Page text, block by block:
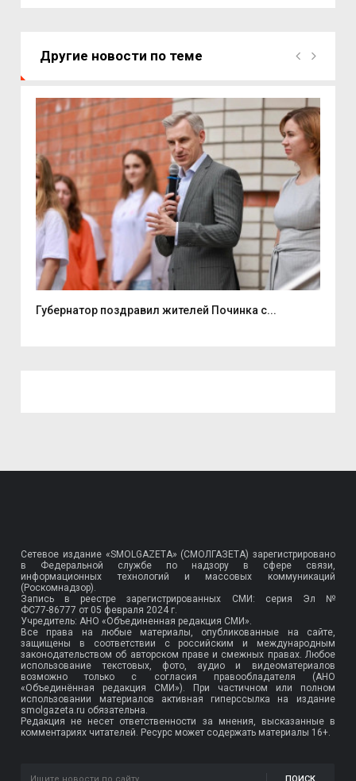
Другие новости по теме
Губернатор поздравил жителей Починка с...
Сетевое издание «SMOLGAZETA» (СМОЛГАЗЕТА) зарегистрировано
в Федеральной службе по надзору в сфере связи,
информационных технологий и массовых коммуникаций
(Роскомнадзор).
Запись в реестре зарегистрированных СМИ: серия Эл №
ФС77-86777 от 05 февраля 2024 г.
Учредитель: АНО «Объединенная редакция СМИ».
Все права на любые материалы, опубликованные на сайте,
защищены в соответствии с российским и международным
законодательством об авторском праве и смежных правах. Любое
использование текстовых, фото, аудио и видеоматериалов
возможно только с согласия правообладателя (АНО
«Объединённая редакция СМИ»). При частичном или полном
использовании материалов активная гиперссылка на издание
smolgazeta.ru обязательна.
Редакция не несет ответственности за мнения, высказанные в
комментариях читателей. Ресурс может содержать материалы 16+.
ПОИСК